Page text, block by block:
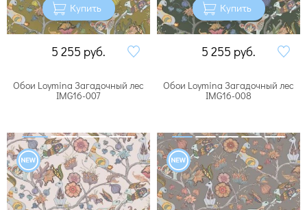
Купить
5 255 руб.
Купить
5 255 руб.
Обои Loymina Загадочный лес
IMG16-007
Обои Loymina Загадочный лес
IMG16-008